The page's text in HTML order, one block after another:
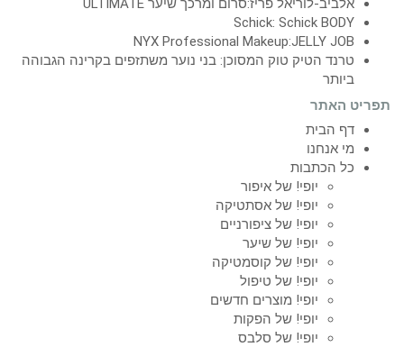
Schick: Schick BODY
NYX Professional Makeup:JELLY JOB
טרנד הטיק טוק המסוכן: בני נוער משתזפים בקרינה הגבוהה
ביותר
תפריט האתר
דף הבית
מי אנחנו
כל הכתבות
יופי! של איפור
יופי! של אסתטיקה
יופי! של ציפורניים
יופי! של שיער
יופי! של קוסמטיקה
יופי! של טיפול
יופי! מוצרים חדשים
יופי! של הפקות
יופי! של סלבס